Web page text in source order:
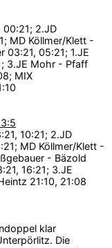
00:21; 2.JD
MD Köllmer/Klett -
03:21, 05:21; 1.JE
3.JE Mohr - Pfaff
MIX
10:21; 2.JD
MD Köllmer/Klett -
- Bäzold
16:21; 3.JE
21:10, 21:08
klar
Die